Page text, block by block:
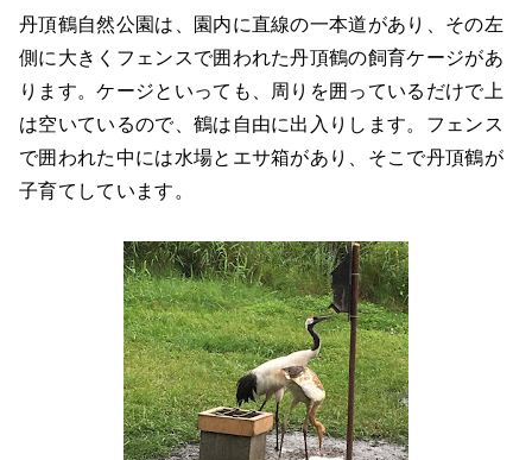
丹頂鶴自然公園は、園内に直線の一本道があり、その左
側に大きくフェンスで囲われた丹頂鶴の飼育ケージがあ
ります。ケージといっても、周りを囲っているだけで上
は空いているので、鶴は自由に出入りします。フェンス
で囲われた中には水場とエサ箱があり、そこで丹頂鶴が
子育てしています。